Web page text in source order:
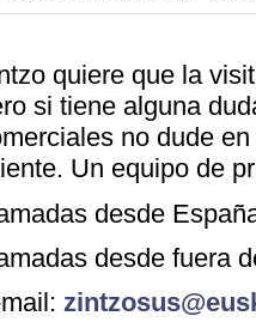
quiere que la
si tiene alguna
no dude
Un equipo de
desde
desde fuera